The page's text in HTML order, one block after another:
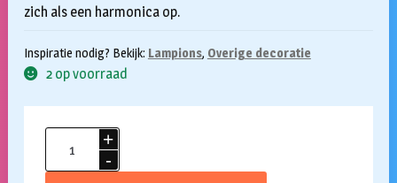
zich als een harmonica op.
Inspiratie nodig? Bekijk: Lampions, Overige decoratie
2 op voorraad